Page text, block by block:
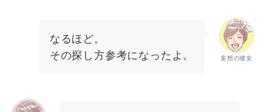
妄想の彼女
なるほど。
その探し方参考になったよ。